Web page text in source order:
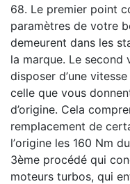
68. Le premier point
paramètres de votre
demeurent dans les
la marque. Le second
disposer d’une
celle que vous
d’origine. Cela
remplacement de
l’origine les 160 Nm
3ème procédé qui
moteurs turbos, qui